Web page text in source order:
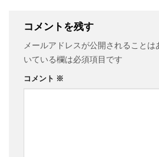
コメントを残す
メールアドレスが公開されることは
いている欄は必須項目です
コメント ※